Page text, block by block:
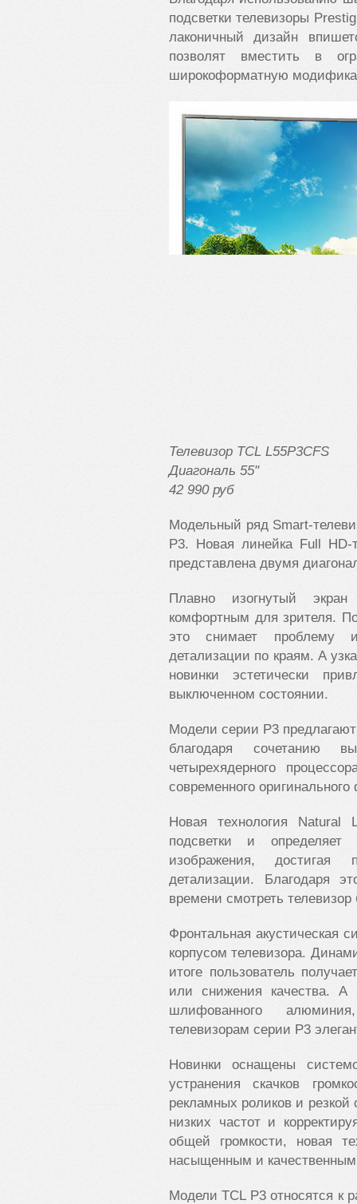
подсветки телевизоры
лаконичный дизайн
позволят вместить в
широкоформатную
Телевизор TCL L55P3CFS
Диагональ 55"
42 990 руб
Модельный ряд Smart-
P3. Новая линейка Full HD-
представлена двумя
Плавно изогнутый
комфортным для зрителя.
это снимает проблему
детализации по краям. А
новинки эстетически
выключенном состоянии.
Модели серии P3
благодаря сочетанию
четырехядерного
современного
Новая технология Natural
подсветки и определяет
изображения,
детализации. Благодаря
времени смотреть телевизор
Фронтальная акустическая
корпусом телевизора.
итоге пользователь
или снижения качества. А
шлифованного
телевизорам серии P3
Новинки оснащены
устранения скачков
рекламных роликов и
низких частот и
общей громкости, новая
насыщенным и
Модели TCL P3 относятся к